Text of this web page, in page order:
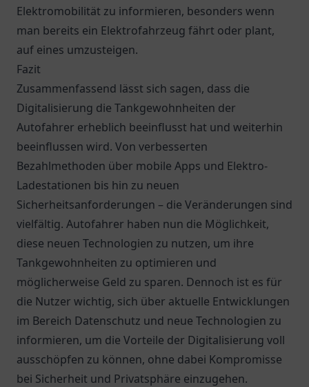
Elektromobilität zu informieren, besonders wenn
man bereits ein Elektrofahrzeug fährt oder plant,
auf eines umzusteigen.
Fazit
Zusammenfassend lässt sich sagen, dass die
Digitalisierung die Tankgewohnheiten der
Autofahrer erheblich beeinflusst hat und weiterhin
beeinflussen wird. Von verbesserten
Bezahlmethoden über mobile Apps und Elektro-
Ladestationen bis hin zu neuen
Sicherheitsanforderungen – die Veränderungen sind
vielfältig. Autofahrer haben nun die Möglichkeit,
diese neuen Technologien zu nutzen, um ihre
Tankgewohnheiten zu optimieren und
möglicherweise Geld zu sparen. Dennoch ist es für
die Nutzer wichtig, sich über aktuelle Entwicklungen
im Bereich Datenschutz und neue Technologien zu
informieren, um die Vorteile der Digitalisierung voll
ausschöpfen zu können, ohne dabei Kompromisse
bei Sicherheit und Privatsphäre einzugehen.